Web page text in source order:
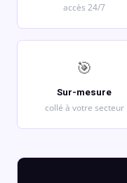
accès 24/7
🎯
Sur-mesure
collé à votre secteur